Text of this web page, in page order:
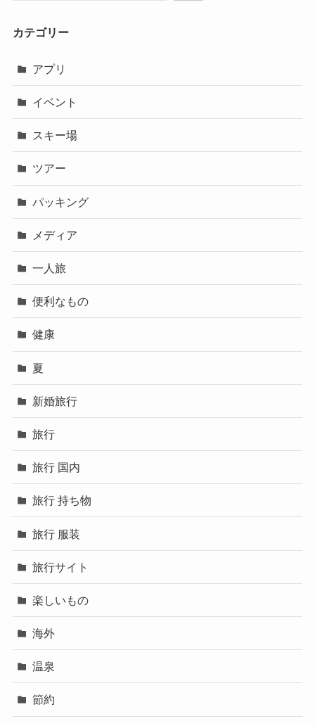
カテゴリー
アプリ
イベント
スキー場
ツアー
パッキング
メディア
一人旅
便利なもの
健康
夏
新婚旅行
旅行
旅行 国内
旅行 持ち物
旅行 服装
旅行サイト
楽しいもの
海外
温泉
節約